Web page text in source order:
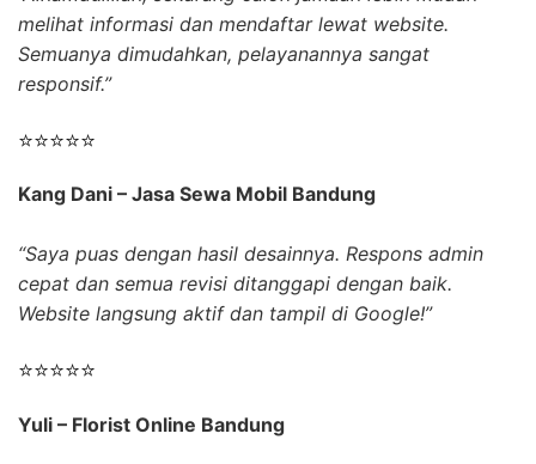
melihat informasi dan mendaftar lewat website.
Semuanya dimudahkan, pelayanannya sangat
responsif.”
⭐⭐⭐⭐⭐
Kang Dani – Jasa Sewa Mobil Bandung
“Saya puas dengan hasil desainnya. Respons admin
cepat dan semua revisi ditanggapi dengan baik.
Website langsung aktif dan tampil di Google!”
⭐⭐⭐⭐⭐
Yuli – Florist Online Bandung